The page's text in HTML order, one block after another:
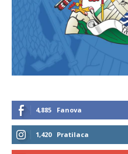
4,885 Fanova
1,420 Pratilaca